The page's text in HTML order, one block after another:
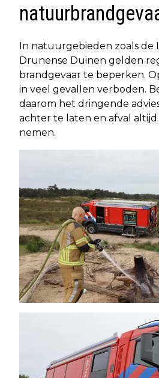
In natuurgebieden zoals de
Drunense Duinen gelden
brandgevaar te beperken.
in veel gevallen verboden.
daarom het dringende
achter te laten en afval altijd
nemen.